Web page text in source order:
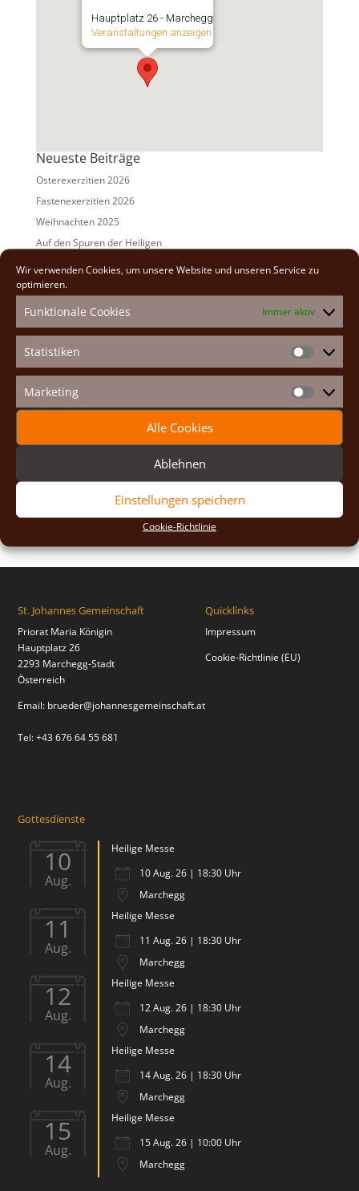
Wir verwenden Cookies, um unsere Website und unseren Service zu
optimieren.
Funktionale Cookies Immer aktiv
Statistiken
Marketing Marketing
Alle Cookies
Ablehnen
Einstellungen speichern
Cookie-Richtlinie
Hauptplatz 26 - Marchegg
Veranstaltungen anzeigen
Neueste Beiträge
Osterexerzitien 2026
Fastenexerzitien 2026
Weihnachten 2025
Auf den Spuren der Heiligen
Adventexerzitien 2025
2026(2)
2025(7)
2024(5)
2023(13)
2022(9)
2020(2)
St. Johannes Gemeinschaft
Priorat Maria Königin
Hauptplatz 26
2293 Marchegg-Stadt
Österreich
Email: brueder@johannesgemeinschaft.at
Tel: +43 676 64 55 681
Quicklinks
Impressum
Cookie-Richtlinie (EU)
Gottesdienste
10
Aug.
Heilige Messe
10 Aug. 26 | 18:30 Uhr
Marchegg
11
Aug.
Heilige Messe
11 Aug. 26 | 18:30 Uhr
Marchegg
12
Aug.
Heilige Messe
12 Aug. 26 | 18:30 Uhr
Marchegg
14
Aug.
Heilige Messe
14 Aug. 26 | 18:30 Uhr
Marchegg
15
Aug.
Heilige Messe
15 Aug. 26 | 10:00 Uhr
Marchegg